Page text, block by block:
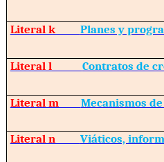
Literal k Planes y
Literal l Contratos de
Literal m Mecanismos
Literal n Viáticos,